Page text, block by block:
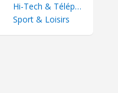
Hi-Tech & Téléphonie
Sport & Loisirs